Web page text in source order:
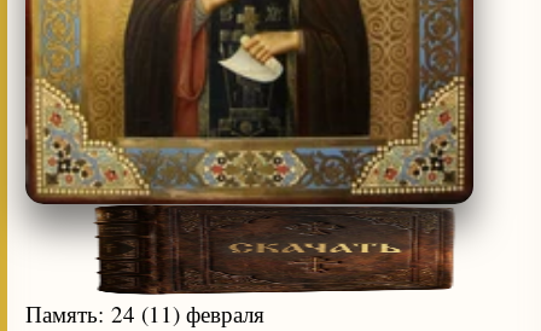
Память: 24 (11) февраля